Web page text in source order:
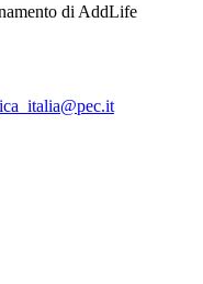
di AddLife